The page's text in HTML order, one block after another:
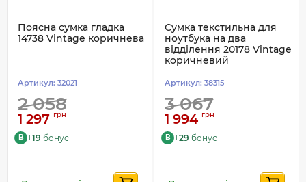
Поясна сумка гладка
14738 Vintage коричнева
Артикул: 32021
2 058
1 297 грн
B +19 бонус
Сумка текстильна для
ноутбука на два
відділення 20178 Vintage
коричневий
Артикул: 38315
3 067
1 994 грн
B +29 бонус